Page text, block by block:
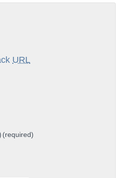
URL
(required)